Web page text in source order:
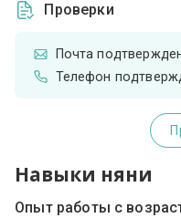
Проверки
Почта
Телефон
Навыки няни
Опыт работы с